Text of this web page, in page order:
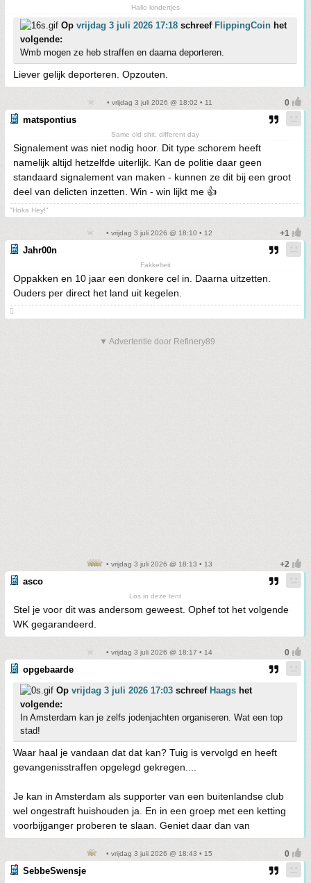
Hallo kindertjes
Op vrijdag 3 juli 2026 17:18 schreef FlippingCoin het
volgende:
Wmb mogen ze heb straffen en daarna deporteren.
Liever gelijk deporteren. Opzouten.
• vrijdag 3 juli 2026 @ 18:02 • 11
matspontius
Same old shit, different day
Signalement was niet nodig hoor. Dit type schorem heeft
namelijk altijd hetzelfde uiterlijk. Kan de politie daar geen
standaard signalement van maken - kunnen ze dit bij een groot
deel van delicten inzetten. Win - win lijkt me 👍
"Hoka Hey!"
• vrijdag 3 juli 2026 @ 18:10 • 12
Jahr00n
Fakkelteit
Oppakken en 10 jaar een donkere cel in. Daarna uitzetten.
Ouders per direct het land uit kegelen.

▼ Advertentie door Refinery89
• vrijdag 3 juli 2026 @ 18:13 • 13
asco
Los in deze tent
Stel je voor dit was andersom geweest. Ophef tot het volgende
WK gegarandeerd.
• vrijdag 3 juli 2026 @ 18:17 • 14
opgebaarde
Op vrijdag 3 juli 2026 17:03 schreef Haags het
volgende:
In Amsterdam kan je zelfs jodenjachten organiseren. Wat een top
stad!
Waar haal je vandaan dat dat kan? Tuig is vervolgd en heeft
gevangenisstraffen opgelegd gekregen....
Je kan in Amsterdam als supporter van een buitenlandse club
wel ongestraft huishouden ja. En in een groep met een ketting
voorbijganger proberen te slaan. Geniet daar dan van
• vrijdag 3 juli 2026 @ 18:43 • 15
SebbeSwensje